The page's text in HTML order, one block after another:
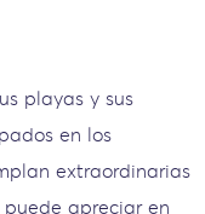
playas y sus
en los
extraordinarias
puede apreciar en